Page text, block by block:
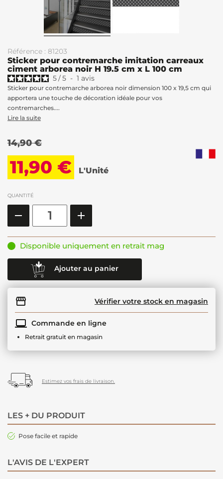
Référence : 81203
Sticker pour contremarche imitation carreaux
ciment arborea noir H 19.5 cm x L 100 cm
5/5 - 1 avis
Sticker pour contremarche arborea noir dimension 100 x 19,5 cm qui
apportera une touche de décoration idéale pour vos
contremarches....
Lire la suite
14,90 €
11,90 € L'Unité
QUANTITÉ
Disponible uniquement en retrait mag
Ajouter au panier
Vérifier votre stock en magasin
Commande en ligne
Retrait gratuit en magasin
Estimez vos frais de livraison.
LES + DU PRODUIT
Pose facile et rapide
L'AVIS DE L'EXPERT